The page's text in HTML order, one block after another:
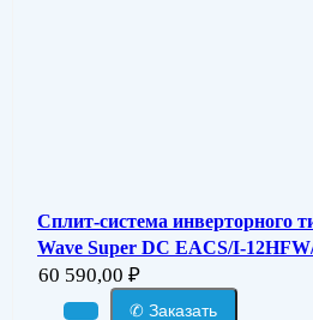
Сплит-система инверторного
Wave Super DC EACS/I-
60 590,00 ₽
✆ Заказать